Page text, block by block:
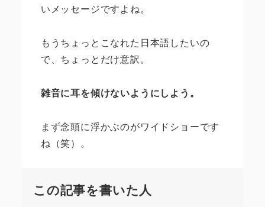
いメッセージですよね。
もうちょっとこなれた日本語したいの
で、ちょっとだけ意訳。
雑音に耳を傾けないようにしよう。
まず念頭に浮かぶのがワイドショーです
ね（笑）。
この記事を書いた人